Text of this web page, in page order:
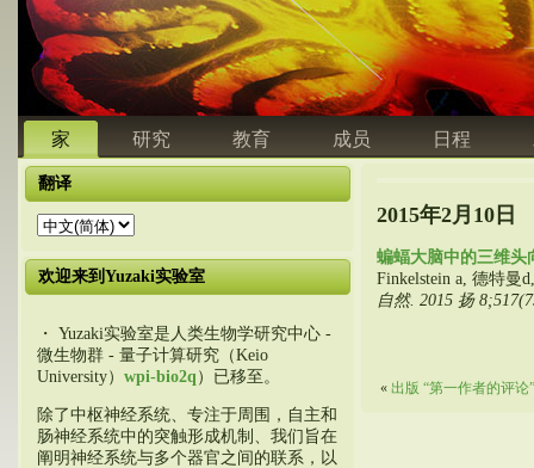
家 研究 教育 成员 日程
翻译
欢迎来到Yuzaki实验室
・ Yuzaki实验室是人类生物学研究中心 -
微生物群 - 量子计算研究（Keio
University） wpi-bio2q ）已移至。
除了中枢神经系统、专注于周围，自主和
肠神经系统中的突触形成机制、我们旨在
阐明神经系统与多个器官之间的联系，以
2015年2月10
蝙蝠大脑中的三维头
Finkelstein a, 德特曼
自然. 2015 扬
« 出版 “第一作者的评论